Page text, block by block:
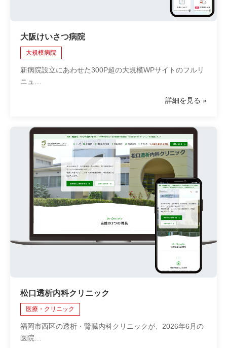
大阪けいさつ病院
大規模病院
新病院設立にあわせた300P超の大規模WPサイトのフルリ
ニュ…
詳細を見る
松口透析内科クリニック
医療・クリニック
福岡市西区の透析・腎臓内科クリニックが、2026年6月の
医院…